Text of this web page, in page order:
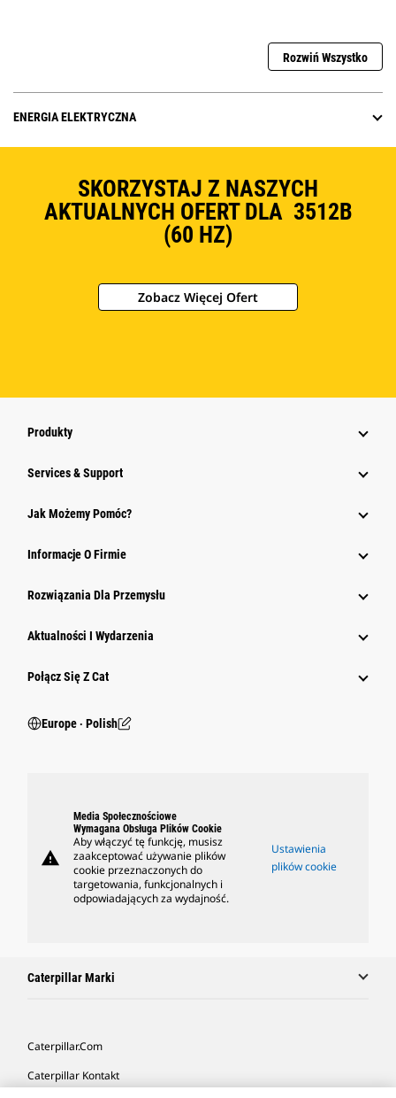
Rozwiń Wszystko
ENERGIA ELEKTRYCZNA
SKORZYSTAJ Z NASZYCH
AKTUALNYCH OFERT DLA 3512B
(60 HZ)
Zobacz Więcej Ofert
Produkty
Services & Support
Jak Możemy Pomóc?
Informacje O Firmie
Rozwiązania Dla Przemysłu
Aktualności I Wydarzenia
Połącz Się Z Cat
Europe ‧ Polish
warning
Media Społecznościowe
Wymagana Obsługa Plików Cookie
Aby włączyć tę funkcję, musisz
zaakceptować używanie plików
cookie przeznaczonych do
targetowania, funkcjonalnych i
odpowiadających za wydajność.
Ustawienia
plików cookie
Caterpillar Marki
Caterpillar.com
Caterpillar Kontakt